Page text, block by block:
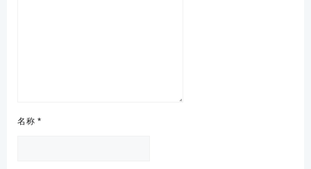
名称*